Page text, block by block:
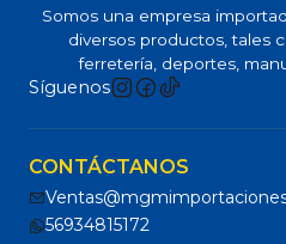
Somos una empresa
diversos productos, tales
ferretería, deportes,
Síguenos
CONTÁCTANOS
56934815172